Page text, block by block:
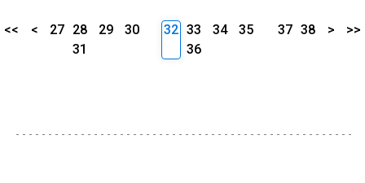
<< < 27 28 29
30
31
32 33 34
35
36
37 38 > >>